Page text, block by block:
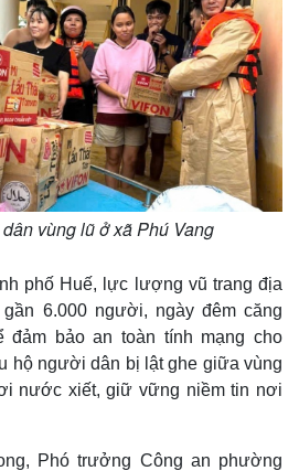
vùng lũ ở xã Phú Vang
phố Huế, lực lượng vũ trang địa
6.000 người, ngày đêm căng
đảm bảo an toàn tính mạng cho
hộ người dân bị lật ghe giữa vùng
nước xiết, giữ vững niềm tin nơi
Phó trưởng Công an phường